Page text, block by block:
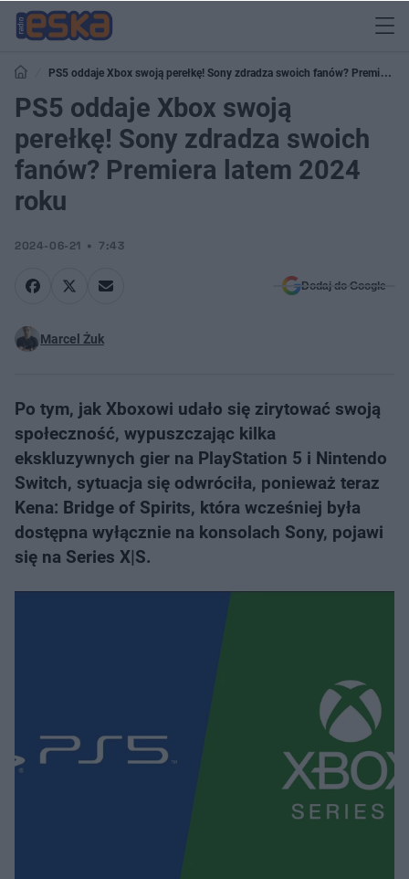
PS5 oddaje Xbox swoją perełkę! Sony zdradza swoich fanów? Premiera
latem 2024 roku
PS5 oddaje Xbox swoją
perełkę! Sony zdradza swoich
fanów? Premiera latem 2024
roku
2024-06-21 7:43
Dodaj do Google
Marcel Żuk
Po tym, jak Xboxowi udało się zirytować swoją
społeczność, wypuszczając kilka
ekskluzywnych gier na PlayStation 5 i Nintendo
Switch, sytuacja się odwróciła, ponieważ teraz
Kena: Bridge of Spirits, która wcześniej była
dostępna wyłącznie na konsolach Sony, pojawi
się na Series X|S.